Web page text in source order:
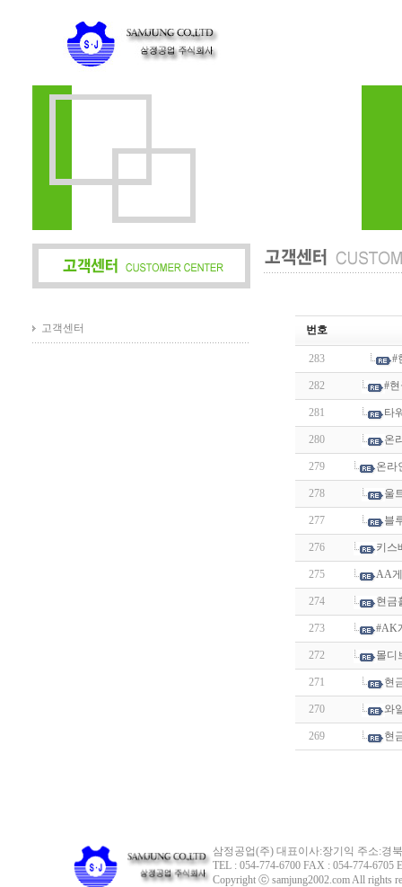
고객센터 번호
283 #
282 #
281 타
280 온
279 온라
278 울
277 블
276 키스
275 AA
274 현금
273 #AK
272 몰디
271 현
270 와
269 현
삼정공업(주) 대표이사:장기익 주소:경
TEL : 054-774-6700 FAX : 054-774-6705
Copyright ⓒ samjung2002.com All rights